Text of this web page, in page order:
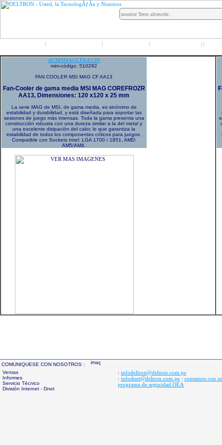
| | | | |
ACMSMAGCFAA13N
mini-código: 510292
FAN COOLER MSI MAG CF AA13
Fan-Cooler de gama media MSI MAG COREFROZR
AA13, Dimensiones: 120 x120 x 25 mm
La serie MAG de MSI, de gama media, es sinónimo de
estabilidad y durabilidad, y está diseñada para soportar las
sesiones de juego más intensas. Toda la gama presenta una
construcción robusta con una dureza similar a la del metal y
una excelente disipación del calor, lo que garantiza la
estabilidad de todos los componentes críticos para juegos.
Compatible con Sockets Intel: LGA 1700 / 1851, AMD:
AM5/AM4.
COMUNIQUESE CON NOSOTROS :
Ventas
Informes
Servicio Técnico
División Internet - Dnet
: infodeltron@deltron.com.pe
: infodnet@deltron.com.pe : contamos con
programa de seguridad OEA